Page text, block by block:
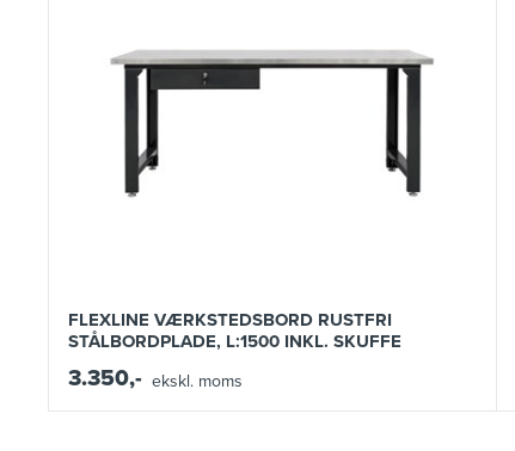
FLEXLINE VÆRKSTEDSBORD RUSTFRI
STÅLBORDPLADE, L:1500 INKL. SKUFFE
3.350,- ekskl. moms